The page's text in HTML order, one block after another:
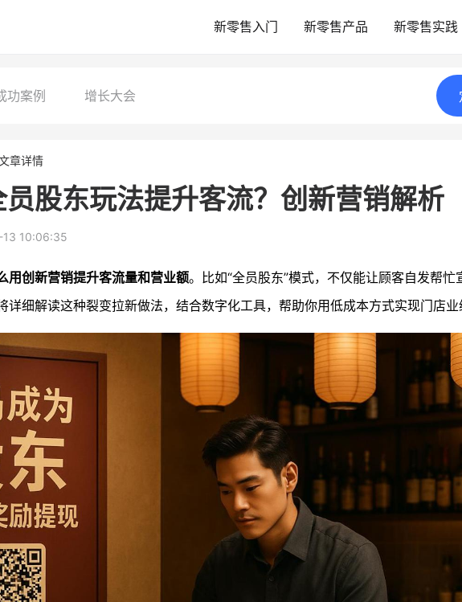
新零售入门 新零售产品 新零售实践
功案例 增长大会
章详情
股东玩法提升客流？创新营销解析
13 10:06:35
用创新营销提升客流量和营业额。比如“全员股东”模式，不仅能让顾客自发帮忙
细解读这种裂变拉新做法，结合数字化工具，帮助你用低成本方式实现门店业